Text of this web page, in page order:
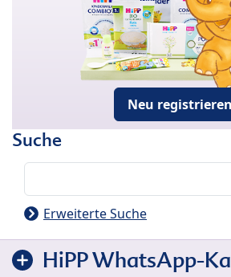
Neu registrieren
Suche
Erweiterte Suche
HiPP WhatsApp-